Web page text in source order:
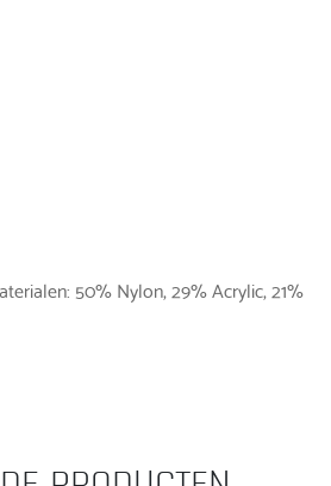
50% Nylon, 29% Acrylic, 21%